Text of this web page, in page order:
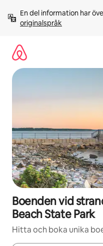
innehåll
En del information har
originalspråk
Boenden vid
Beach State Park
Hitta och boka unika